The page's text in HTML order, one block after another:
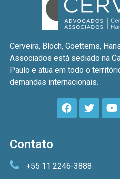
Cerveira, Bloch, Goettems,
Associados está sediado na
Paulo e atua em todo o
demandas internacionais.
Contato
+55 11 2246-3888